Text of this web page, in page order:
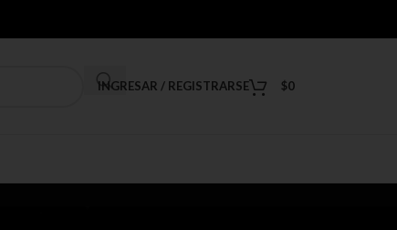
INGRESAR / REGISTRARSE $0